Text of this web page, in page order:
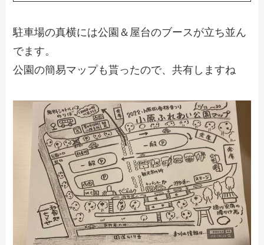
駐車場の真横には公園＆屋台のブースが立ち並ん
でます。
公園の簡易マップも貰ったので、共有しますね